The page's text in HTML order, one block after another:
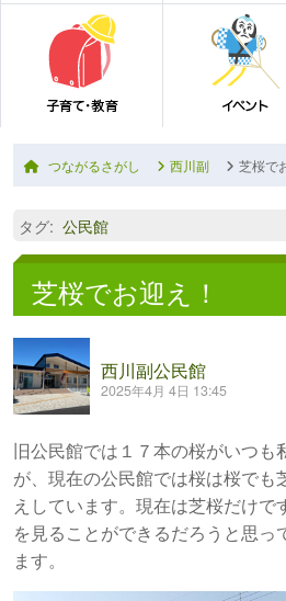
つながるさがし 西川副 芝桜で
タグ: 公民館
芝桜でお迎え！
西川副公民館
2025年4月 4日 13:45
旧公民館では１７本の桜がいつも
が、現在の公民館では桜は桜でも
えしています。現在は芝桜だけ
を見ることができるだろうと思っ
ます。